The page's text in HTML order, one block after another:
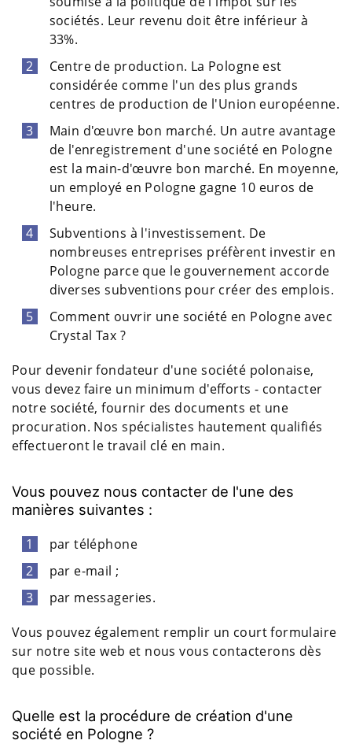
sociétés. Leur revenu doit être inférieur à
33%.
Centre de production. La Pologne est
considérée comme l'un des plus grands
centres de production de l'Union européenne.
Main d'œuvre bon marché. Un autre avantage
de l'enregistrement d'une société en Pologne
est la main-d'œuvre bon marché. En moyenne,
un employé en Pologne gagne 10 euros de
l'heure.
Subventions à l'investissement. De
nombreuses entreprises préfèrent investir en
Pologne parce que le gouvernement accorde
diverses subventions pour créer des emplois.
Comment ouvrir une société en Pologne avec
Crystal Tax ?
Pour devenir fondateur d'une société polonaise,
vous devez faire un minimum d'efforts - contacter
notre société, fournir des documents et une
procuration. Nos spécialistes hautement qualifiés
effectueront le travail clé en main.
Vous pouvez nous contacter de l'une des
manières suivantes :
par téléphone
par e-mail ;
par messageries.
Vous pouvez également remplir un court formulaire
sur notre site web et nous vous contacterons dès
que possible.
Quelle est la procédure de création d'une
société en Pologne ?